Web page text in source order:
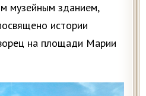
музейным зданием,
истории
на площади Марии